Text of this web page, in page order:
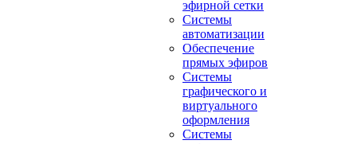
эфирной сетки
Системы
автоматизации
Обеспечение
прямых эфиров
Системы
графического и
виртуального
оформления
Системы